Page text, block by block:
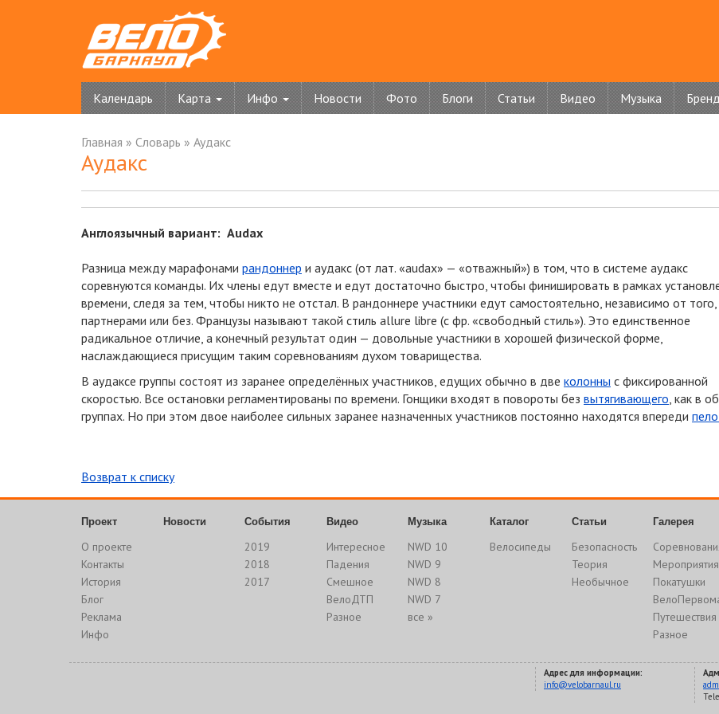
Календарь Карта Инфо Новости Фото Блоги Статьи Видео Музыка
Главная » Словарь » Аудакс
Аудакс
Англоязычный вариант: Audax
Разница между марафонами рандоннер и аудакс (от лат. «audax» — «отважный») в том, что в системе аудакс
соревнуются команды. Их члены едут вместе и едут достаточно быстро, чтобы финишировать в рамках
времени, следя за тем, чтобы никто не отстал. В рандоннере участники едут самостоятельно, независимо от того,
партнерами или без. Французы называют такой стиль allure libre (с фр. «свободный стиль»). Это единственное
радикальное отличие, а конечный результат один — довольные участники в хорошей физической форме,
наслаждающиеся присущим таким соревнованиям духом товарищества.
В аудаксе группы состоят из заранее определённых участников, едущих обычно в две колонны с фиксированной
скоростью. Все остановки регламентированы по времени. Гонщики входят в повороты без вытягивающего, как в
группах. Но при этом двое наиболее сильных заранее назначенных участников постоянно находятся впереди
Возврат к списку
Проект
О проекте
Контакты
История
Блог
Реклама
Инфо
Новости События
2019
2018
2017
Видео
Интересное
Падения
Смешное
ВелоДТП
Разное
Музыка
NWD 10
NWD 9
NWD 8
NWD 7
все »
Каталог
Велосипеды
Статьи
Безопасность
Теория
Необычное
Галерея
Мероприятия
Покатушки
Путешествия
Разное
Адрес для информации:
info@velobarnaul.ru